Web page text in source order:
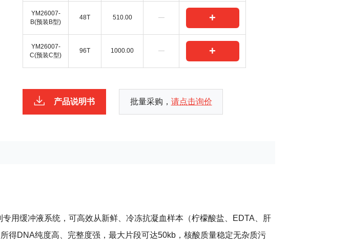
YM26007-
B(预装B型)
48T 510.00 — +
YM26007-
C(预装C型)
96T 1000.00 — +
产品说明书 批量采购， 请点击询价
用缓冲液系统，可高效从新鲜、冷冻抗凝血样本（柠檬酸盐、EDTA、肝
得DNA纯度高、完整度强，最大片段可达50kb，核酸质量稳定无杂质污